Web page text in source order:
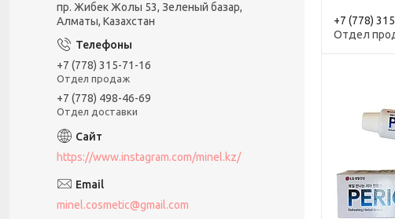
+7 (778)
Отдел
пр. Жибек Жолы 53, Зеленый базар,
Алматы, Казахстан
+7 (778) 315-71-16
Отдел продаж
+7 (778) 498-46-69
Отдел доставки
https://www.instagram.com/minel.kz/
minel.cosmetic@gmail.com